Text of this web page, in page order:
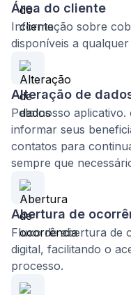
Área do cliente
Informação sobre
disponíveis a
Alteração de
Pelo nosso
informar seus
contatos para
sempre que
Abertura de
Fluxo de abertura de
digital, facilitando o
processo.